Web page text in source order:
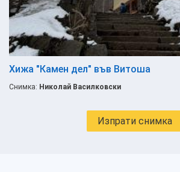
Хижа "Камен дел" във Витоша
Снимка: Николай Василковски
Изпрати снимка